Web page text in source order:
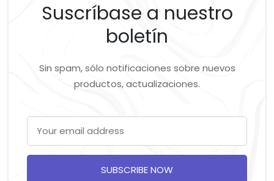
Suscríbase a nuestro
boletín
Sin spam, sólo notificaciones sobre nuevos
productos, actualizaciones.
SUBSCRIBE NOW